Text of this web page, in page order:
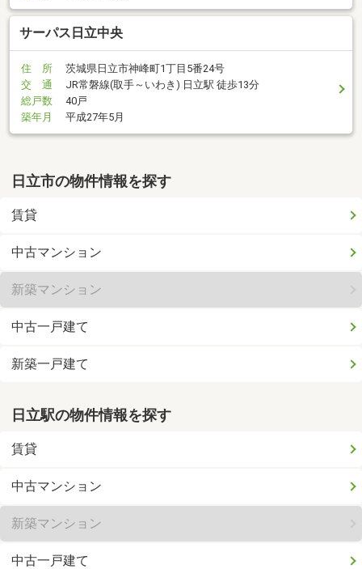
サーパス日立中央
住 所
茨城県日立市神峰町1丁目5番24号
交 通
JR常磐線(取手～いわき) 日立駅 徒歩13分
総戸数
40戸
築年月
平成27年5月
日立市の物件情報を探す
賃貸
中古マンション
新築マンション
中古一戸建て
新築一戸建て
日立駅の物件情報を探す
賃貸
中古マンション
新築マンション
中古一戸建て